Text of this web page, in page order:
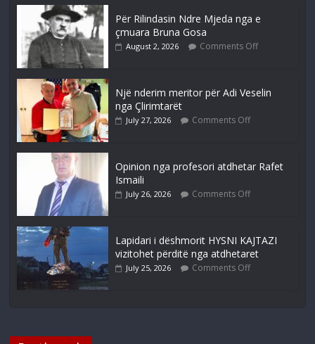
Për Rilindasin Ndre Mjeda nga e
çmuara Bruna Gosa
August 2, 2026 Comments Off
Një nderim meritor për Adi Veselin
nga Çlirimtarët
July 27, 2026 Comments Off
Opinion nga profesori atdhetar Rafet
Ismaili
July 26, 2026 Comments Off
Lapidari i dëshmorit HYSNI KAJTAZI
vizitohet përditë nga atdhetaret
July 25, 2026 Comments Off